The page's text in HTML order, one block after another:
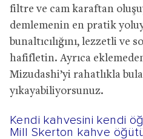
filtre ve cam karaftan
demlemenin en pratik
bunaltıcılığını, lezzetli ve
hafifletin. Ayrıca
Mizudashi’yi rahatlıkla
yıkayabiliyorsunuz.
Kendi kahvesini kendi
Mill Skerton kahve